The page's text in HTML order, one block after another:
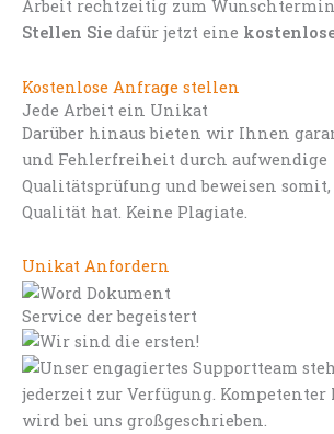
Arbeit rechtzeitig zum
Stellen Sie dafür jetzt eine
Kostenlose Anfrage stellen
Jede Arbeit ein Unikat
Darüber hinaus bieten wir Ihnen
und Fehlerfreiheit durch aufwendige
Qualitätsprüfung und beweisen
Qualität hat. Keine Plagiate.
Unikat Anfordern
Service der begeistert